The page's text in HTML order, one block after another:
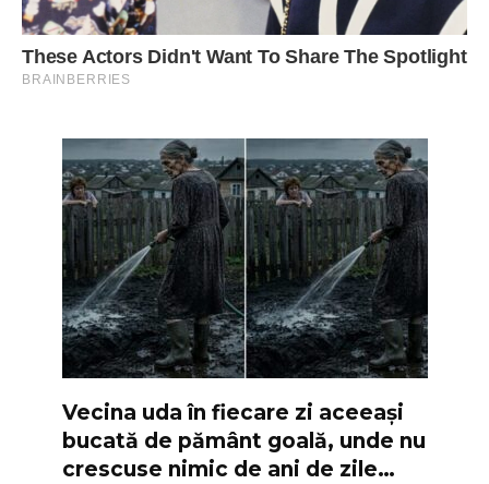
Vecina uda în fiecare zi aceeași
bucată de pământ goală, unde nu
crescuse nimic de ani de zile…